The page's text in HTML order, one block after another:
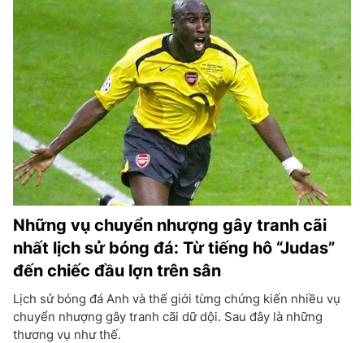
Những vụ chuyển nhượng gây tranh cãi
nhất lịch sử bóng đá: Từ tiếng hô “Judas”
đến chiếc đầu lợn trên sân
Lịch sử bóng đá Anh và thế giới từng chứng kiến nhiều vụ
chuyển nhượng gây tranh cãi dữ dội. Sau đây là những
thương vụ như thế.